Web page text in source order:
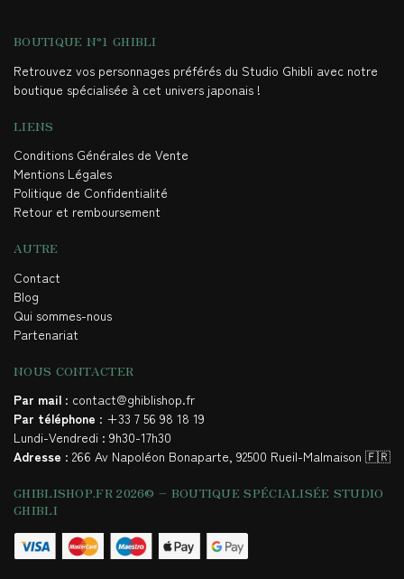
BOUTIQUE N°1 GHIBLI
Retrouvez vos personnages préférés du Studio Ghibli avec notre
boutique spécialisée à cet univers japonais !
LIENS
Conditions Générales de Vente
Mentions Légales
Politique de Confidentialité
Retour et remboursement
AUTRE
Contact
Blog
Qui sommes-nous
Partenariat
NOUS CONTACTER
Par mail : contact@ghiblishop.fr
Par téléphone : +33 7 56 98 18 19
Lundi-Vendredi : 9h30-17h30
Adresse : 266 Av Napoléon Bonaparte, 92500 Rueil-Malmaison 🇫🇷
GHIBLISHOP.FR 2026© – BOUTIQUE SPÉCIALISÉE STUDIO
GHIBLI